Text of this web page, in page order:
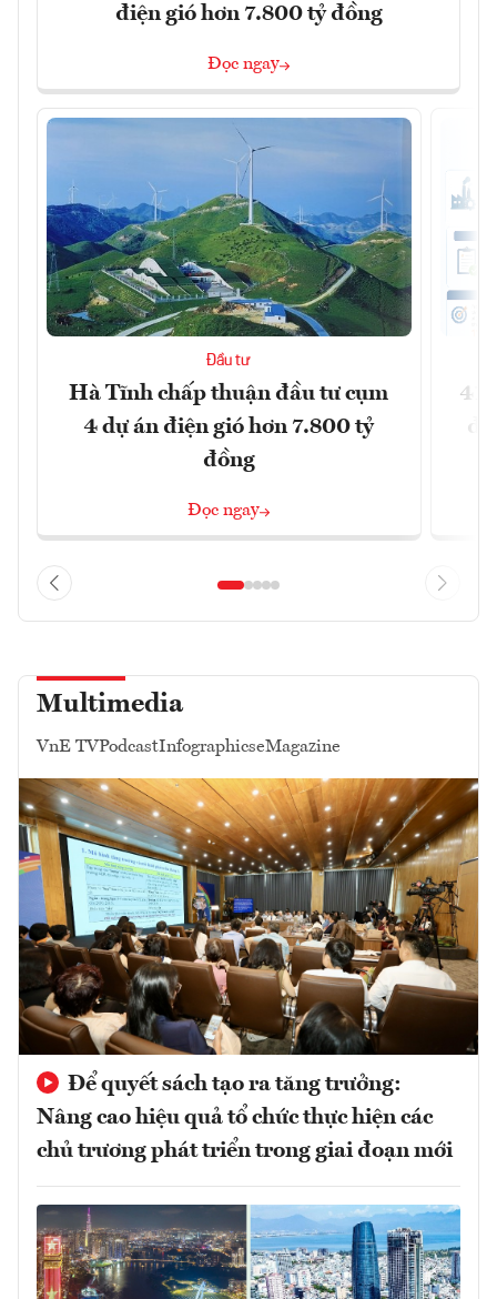
điện gió hơn 7.800 tỷ đồng
Đọc ngay
Đầu tư
Hà Tĩnh chấp thuận đầu tư cụm
4 dự án điện gió hơn 7.800 tỷ
đồng
Đọc ngay
41
Multimedia
VnE TVPodcastInfographicseMagazine
Để quyết sách tạo ra tăng trưởng:
Nâng cao hiệu quả tổ chức thực hiện các
chủ trương phát triển trong giai đoạn mới